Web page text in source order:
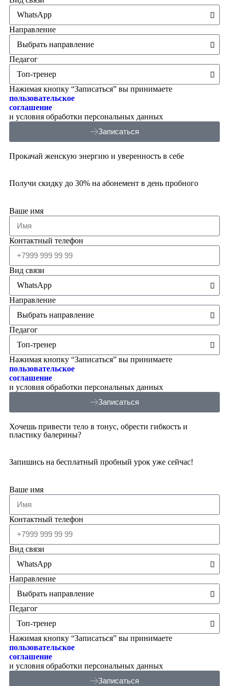
Направление
Педагог
Нажимая кнопку “Записаться” вы принимаете
пользовательское
соглашение
и условия обработки персональных данных
Записаться
Прокачай женскую энергию и уверенность в себе
Получи скидку до 30% на абонемент в день пробного
Ваше имя
Контактный телефон
Вид связи
Направление
Педагог
Нажимая кнопку “Записаться” вы принимаете
пользовательское
соглашение
и условия обработки персональных данных
Записаться
Хочешь привести тело в тонус, обрести гибкость и
пластику балерины?
Запишись на бесплатный пробный урок уже сейчас!
Ваше имя
Контактный телефон
Вид связи
Направление
Педагог
Нажимая кнопку “Записаться” вы принимаете
пользовательское
соглашение
и условия обработки персональных данных
Записаться